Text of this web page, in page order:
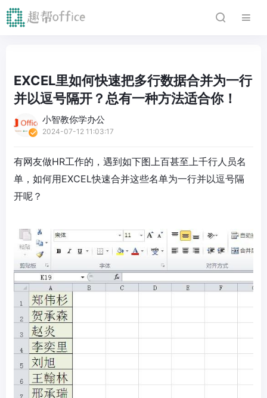
EXCEL里如何快速把多行数据合并为一行
并以逗号隔开？总有一种方法适合你！
小智教你学办公
2024-07-12 11:03:17
有网友做HR工作的，遇到如下图上百甚至上千行人员名
单，如何用EXCEL快速合并这些名单为一行并以逗号隔
开呢？